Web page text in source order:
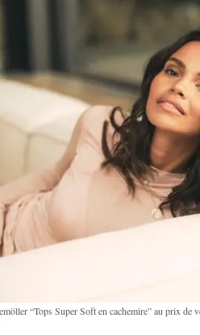
“Tops Super Soft en cachemire” au prix de